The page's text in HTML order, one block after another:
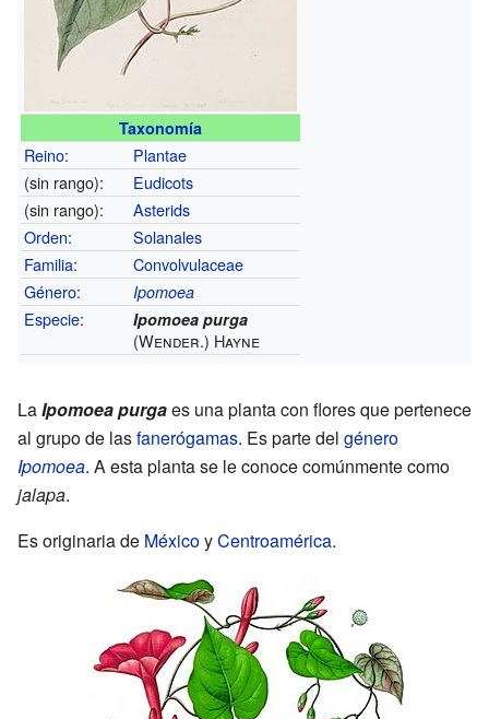
Taxonomía
Reino:
Plantae
(sin rango):
Eudicots
(sin rango):
Asterids
Orden:
Solanales
Familia:
Convolvulaceae
Género: Ipomoea
Especie: Ipomoea purga
(Wender.) Hayne
LaIpomoea purgaes una planta con flores que pertenece
al grupo de lasfanerógamas. Es parte del género
Ipomoea. A esta planta se le conoce comúnmente como
jalapa.
Es originaria de MéxicoyCentroamérica.